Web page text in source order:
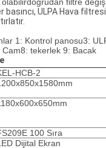
olabilirdoğrudan filtre
basıncı, ULPA Hava
1: Kontrol panosu3:
Cam8: tekerlek 9: Bacak
HCB-2
100 Sıra
Dijital Ekran